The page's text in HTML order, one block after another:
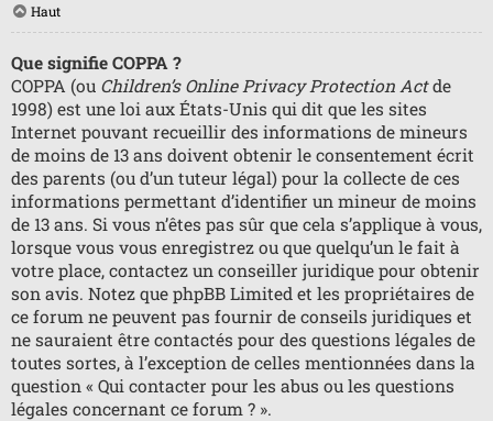
Haut
Que signifie COPPA ?
COPPA (ou Children’s Online Privacy Protection Actde
1998) est une loi aux États-Unis qui dit que les sites
Internet pouvant recueillir des informations de mineurs
de moins de 13 ans doivent obtenir le consentement écrit
des parents (ou d’un tuteur légal) pour la collecte de ces
informations permettant d’identifier un mineur de moins
de 13 ans. Si vous n’êtes pas sûr que cela s’applique à vous,
lorsque vous vous enregistrez ou que quelqu’un le fait à
votre place, contactez un conseiller juridique pour obtenir
son avis. Notez que phpBB Limited et les propriétaires de
ce forum ne peuvent pas fournir de conseils juridiques et
ne sauraient être contactés pour des questions légales de
toutes sortes, à l’exception de celles mentionnées dans la
question « Qui contacter pour les abus ou les questions
légales concernant ce forum ? ».